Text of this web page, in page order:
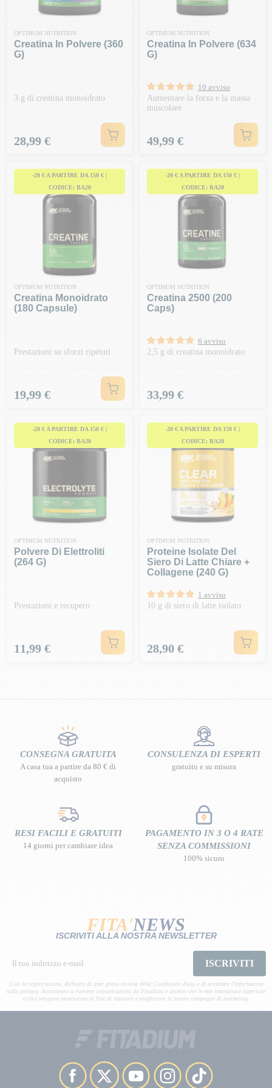
OPTIMUM NUTRITION
Creatina In Polvere (360
G)
3 g di creatina monoidrato
Prezzo
28,99 €
OPTIMUM NUTRITION
Creatina In Polvere (634
G)
10 avviso
Aumentare la forza e la massa
muscolare
Prezzo
49,99 €
-20 € A PARTIRE DA 150 € |
CODICE: BA20
OPTIMUM NUTRITION
Creatina Monoidrato
(180 Capsule)
Prestazioni su sforzi ripetuti
Prezzo
19,99 €
-20 € A PARTIRE DA 150 € |
CODICE: BA20
OPTIMUM NUTRITION
Creatina 2500 (200
Caps)
6 avviso
2,5 g di creatina monoidrato
Prezzo
33,99 €
-20 € A PARTIRE DA 150 € |
CODICE: BA20
OPTIMUM NUTRITION
Polvere Di Elettroliti
(264 G)
Prestazioni e recupero
Prezzo
11,99 €
-20 € A PARTIRE DA 150 € |
CODICE: BA20
OPTIMUM NUTRITION
Proteine Isolate Del
Siero Di Latte Chiare +
Collagene (240 G)
1 avviso
10 g di siero di latte isolato
Prezzo
28,90 €
CONSEGNA GRATUITA
A casa tua a partire da 80 € di
acquisto
CONSULENZA DI ESPERTI
gratuito e su misura
RESI FACILI E GRATUITI
14 giorni per cambiare idea
PAGAMENTO IN 3 O 4 RATE
SENZA COMMISSIONI
100% sicuro
FITA'NEWS
ISCRIVITI ALLA NOSTRA NEWSLETTER
ISCRIVITI
Con la registrazione, dichiaro di aver preso visione delle Condizioni d'uso e di accettare l'Informativa
sulla privacy. Acconsento a ricevere comunicazioni da Fitadium e accetto che le mie interazioni (aperture
e clic) vengano monitorate al fine di valutare e migliorare le nostre campagne di marketing.